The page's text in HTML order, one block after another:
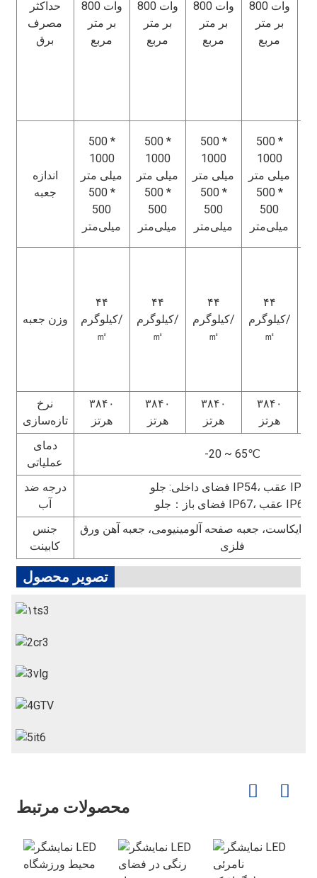
حداکثر
مصرف
برق
800 وات
بر متر
مربع
800 وات
بر متر
مربع
800 وات
بر متر
مربع
800 وات
بر متر
مربع
اندازه
جعبه
500 *
1000
میلی متر
500 *
500
میلی‌متر
500 *
1000
میلی متر
500 *
500
میلی‌متر
500 *
1000
میلی متر
500 *
500
میلی‌متر
500 *
1000
میلی متر
500 *
500
میلی‌متر
وزن جعبه
۴۴
کیلوگرم/
㎡
۴۴
کیلوگرم/
㎡
۴۴
کیلوگرم/
㎡
۴۴
کیلوگرم/
㎡
نرخ
تازه‌سازی
۳۸۴۰
هرتز
۳۸۴۰
هرتز
۳۸۴۰
هرتز
۳۸۴۰
هرتز
دمای
عملیاتی
-20 ~ 65℃
درجه ضد
آب
فضای داخلی: جلو IP54، عقب IP43
فضای باز：جلو IP67، عقب IP67
جنس
کابینت
دایکاست، جعبه صفحه آلومینیومی، جعبه آهن ورق
فلزی
تصویر محصول
محصولات مرتبط